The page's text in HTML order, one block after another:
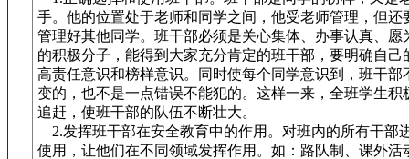
手。他的位置处于老师和同学之间，他受老师管理，但还
管理好其他同学。班干部必须是关心集体、办事认真、愿
的积极分子，能得到大家充分肯定的班干部，要明确自己
高责任意识和榜样意识。同时使每个同学意识到，班干部
变的，也不是一点错误不能犯的。这样一来，全班学生积
追赶，使班干部的队伍不断壮大。
2.发挥班干部在安全教育中的作用。对班内的所有干部
使用，让他们在不同领域发挥作用。如：路队制、课外活